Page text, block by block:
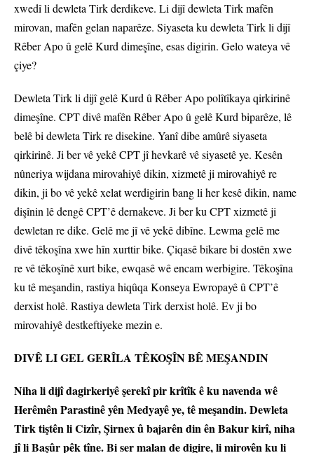
xwedî li dewleta Tirk derdikeve. Li dijî dewleta Tirk mafên
mirovan, mafên gelan naparêze. Siyaseta ku dewleta Tirk li dijî
Rêber Apo û gelê Kurd dimeşîne, esas digirin. Gelo wateya vê
çiye?
Dewleta Tirk li dijî gelê Kurd û Rêber Apo polîtîkaya qirkirinê
dimeşîne. CPT divê mafên Rêber Apo û gelê Kurd biparêze, lê
belê bi dewleta Tirk re disekine. Yanî dibe amûrê siyaseta
qirkirinê. Ji ber vê yekê CPT jî hevkarê vê siyasetê ye. Kesên
nûneriya wijdana mirovahiyê dikin, xizmetê ji mirovahiyê re
dikin, ji bo vê yekê xelat werdigirin bang li her kesê dikin, name
dişînin lê dengê CPT’ê dernakeve. Ji ber ku CPT xizmetê ji
dewletan re dike. Gelê me jî vê yekê dibîne. Lewma gelê me
divê têkoşîna xwe hîn xurttir bike. Çiqasê bikare bi dostên xwe
re vê têkoşînê xurt bike, ewqasê wê encam werbigire. Têkoşîna
ku tê meşandin, rastiya hiqûqa Konseya Ewropayê û CPT’ê
derxist holê. Rastiya dewleta Tirk derxist holê. Ev ji bo
mirovahiyê destkeftiyeke mezin e.
DIVÊ LI GEL GERÎLA TÊKOŞÎN BÊ MEŞANDIN
Niha li dijî dagirkeriyê şerekî pir krîtîk ê ku navenda wê
Herêmên Parastinê yên Medyayê ye, tê meşandin. Dewleta
Tirk tiştên li Cizîr, Şirnex û bajarên din ên Bakur kirî, niha
jî li Başûr pêk tîne. Bi ser malan de digire, li mirovên ku li